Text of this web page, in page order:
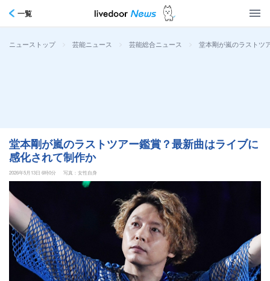
一覧
ニューストップ > 芸能ニュース > 芸能総合ニュース > 堂本剛が嵐のラストツ
堂本剛が嵐のラストツアー鑑賞？最新曲はライブに
感化されて制作か
2026年5月13日 6時0分 写真：女性自身